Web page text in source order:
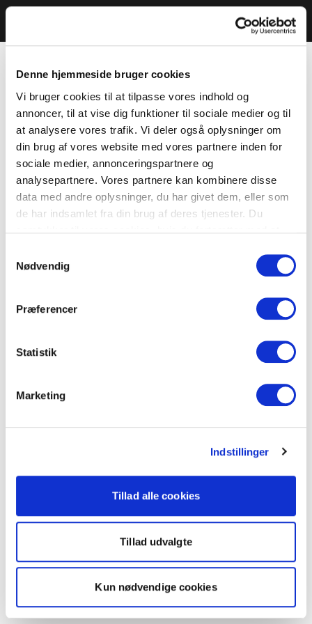
Denne hjemmeside bruger cookies
Vi bruger cookies til at tilpasse vores indhold og
annoncer, til at vise dig funktioner til sociale medier og til
at analysere vores trafik. Vi deler også oplysninger om
din brug af vores website med vores partnere inden for
sociale medier, annonceringspartnere og
analysepartnere. Vores partnere kan kombinere disse
data med andre oplysninger, du har givet dem, eller som
de har indsamlet fra din brug af deres tjenester. Du
Nødvendig
Præferencer
Statistik
Marketing
Indstillinger
Tillad alle cookies
Tillad udvalgte
Kun nødvendige cookies